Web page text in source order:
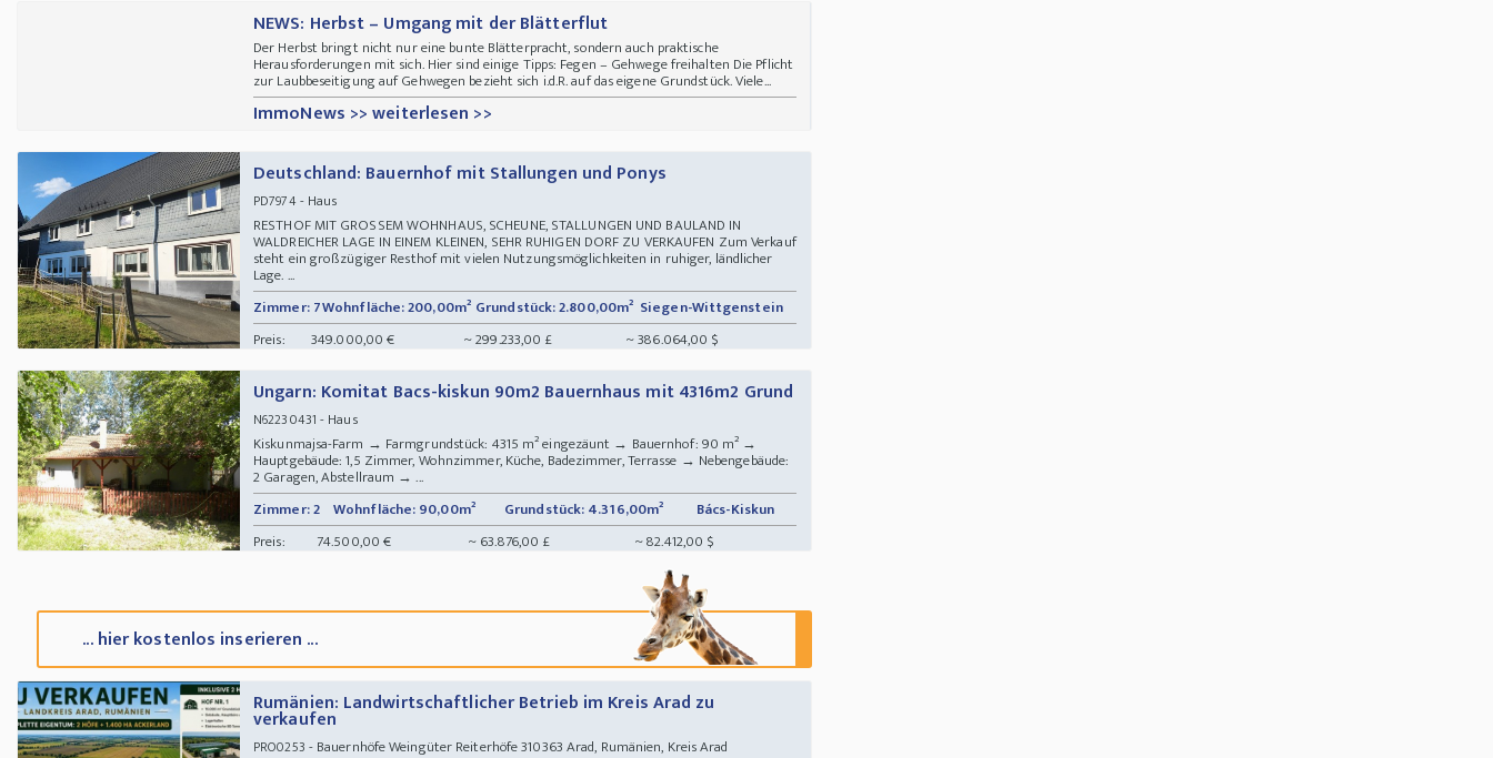
NEWS: Herbst – Umgang mit der Blätterflut
Der Herbst bringt nicht nur eine bunte Blätterpracht, sondern auch praktische
Herausforderungen mit sich. Hier sind einige Tipps: Fegen – Gehwege freihalten Die Pflicht
zur Laubbeseitigung auf Gehwegen bezieht sich i.d.R. auf das eigene Grundstück. Viele...
ImmoNews >> weiterlesen >>
Deutschland: Bauernhof mit Stallungen und Ponys
PD7974- Haus
RESTHOF MIT GROSSEM WOHNHAUS, SCHEUNE, STALLUNGEN UND BAULAND IN
WALDREICHER LAGE IN EINEM KLEINEN, SEHR RUHIGEN DORF ZU VERKAUFEN Zum Verkauf
steht ein großzügiger Resthof mit vielen Nutzungsmöglichkeiten in ruhiger, ländlicher
Lage. ...
Zimmer: 7Wohnfläche: 200,00m² Grundstück: 2.800,00m² Siegen-Wittgenstein
Preis:
349.000,00 € ~ 299.233,00 £ ~ 386.064,00 $
Ungarn: Komitat Bacs-kiskun 90m2 Bauernhaus mit 4316m2 Grund
N62230431 - Haus
Kiskunmajsa-Farm → Farmgrundstück: 4315 m² eingezäunt → Bauernhof: 90 m² →
Hauptgebäude: 1,5 Zimmer, Wohnzimmer, Küche, Badezimmer, Terrasse → Nebengebäude:
2 Garagen, Abstellraum → ...
Zimmer: 2 Wohnfläche: 90,00m² Grundstück: 4.316,00m²
Bács-Kiskun
Preis:
74.500,00 € ~ 63.876,00 £ ~ 82.412,00 $
... hier kostenlos inserieren ...
Rumänien: Landwirtschaftlicher Betrieb im Kreis Arad zu
verkaufen
PRO0253 - Bauernhöfe Weingüter Reiterhöfe 310363 Arad, Rumänien, Kreis Arad